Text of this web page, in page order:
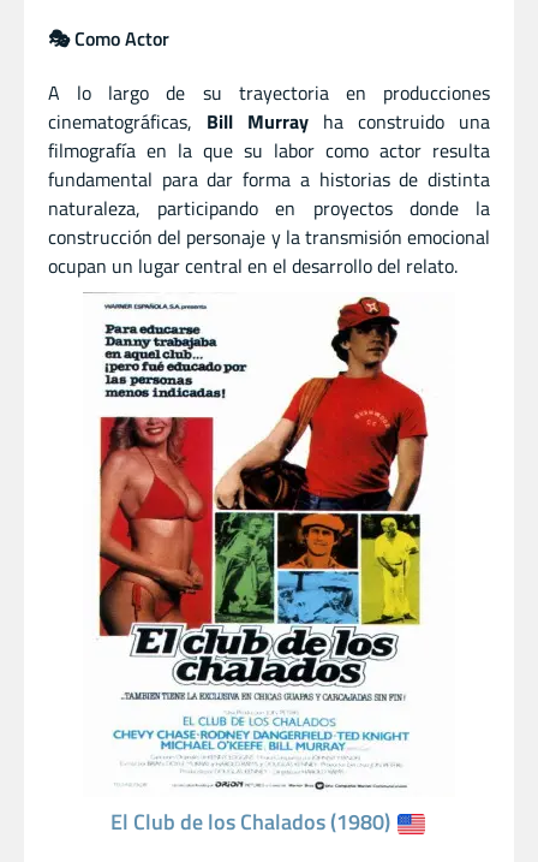
🎭 Como Actor
A lo largo de su trayectoria en producciones
cinematográficas, Bill Murray ha construido una
filmografía en la que su labor como actor resulta
fundamental para dar forma a historias de distinta
naturaleza, participando en proyectos donde la
construcción del personaje y la transmisión emocional
ocupan un lugar central en el desarrollo del relato.
El Club de los Chalados (1980)